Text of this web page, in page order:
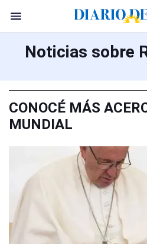
Noticias sobre
CONOCÉ MÁS
MUNDIAL